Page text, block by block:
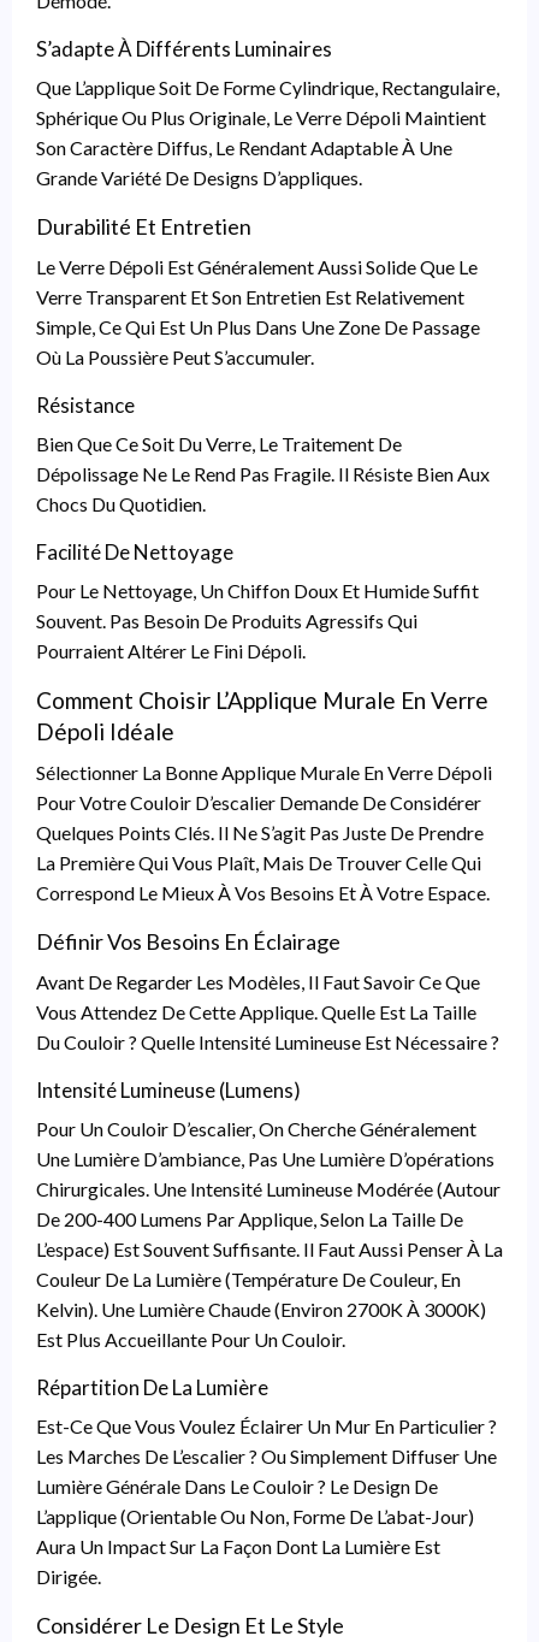
S’adapte À Différents Luminaires
Que L’applique Soit De Forme Cylindrique, Rectangulaire,
Sphérique Ou Plus Originale, Le Verre Dépoli Maintient
Son Caractère Diffus, Le Rendant Adaptable À Une
Grande Variété De Designs D’appliques.
Durabilité Et Entretien
Le Verre Dépoli Est Généralement Aussi Solide Que Le
Verre Transparent Et Son Entretien Est Relativement
Simple, Ce Qui Est Un Plus Dans Une Zone De Passage
Où La Poussière Peut S’accumuler.
Résistance
Bien Que Ce Soit Du Verre, Le Traitement De
Dépolissage Ne Le Rend Pas Fragile. Il Résiste Bien Aux
Chocs Du Quotidien.
Facilité De Nettoyage
Pour Le Nettoyage, Un Chiffon Doux Et Humide Suffit
Souvent. Pas Besoin De Produits Agressifs Qui
Pourraient Altérer Le Fini Dépoli.
Comment Choisir L’Applique Murale En Verre
Dépoli Idéale
Sélectionner La Bonne Applique Murale En Verre Dépoli
Pour Votre Couloir D’escalier Demande De Considérer
Quelques Points Clés. Il Ne S’agit Pas Juste De Prendre
La Première Qui Vous Plaît, Mais De Trouver Celle Qui
Correspond Le Mieux À Vos Besoins Et À Votre Espace.
Définir Vos Besoins En Éclairage
Avant De Regarder Les Modèles, Il Faut Savoir Ce Que
Vous Attendez De Cette Applique. Quelle Est La Taille
Du Couloir ? Quelle Intensité Lumineuse Est Nécessaire ?
Intensité Lumineuse (Lumens)
Pour Un Couloir D’escalier, On Cherche Généralement
Une Lumière D’ambiance, Pas Une Lumière D’opérations
Chirurgicales. Une Intensité Lumineuse Modérée (autour
De 200-400 Lumens Par Applique, Selon La Taille De
L’espace) Est Souvent Suffisante. Il Faut Aussi Penser À La
Couleur De La Lumière (température De Couleur, En
Kelvin). Une Lumière Chaude (environ 2700K À 3000K)
Est Plus Accueillante Pour Un Couloir.
Répartition De La Lumière
Est-Ce Que Vous Voulez Éclairer Un Mur En Particulier ?
Les Marches De L’escalier ? Ou Simplement Diffuser Une
Lumière Générale Dans Le Couloir ? Le Design De
L’applique (orientable Ou Non, Forme De L’abat-Jour)
Aura Un Impact Sur La Façon Dont La Lumière Est
Dirigée.
Considérer Le Design Et Le Style